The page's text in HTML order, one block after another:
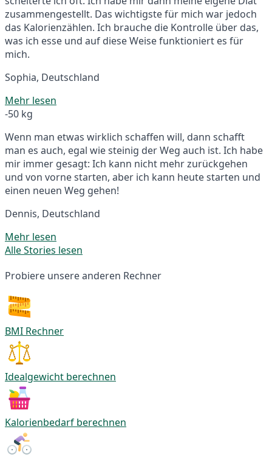
zusammengestellt. Das wichtigste für mich war jedoch
das Kalorienzählen. Ich brauche die Kontrolle über das,
was ich esse und auf diese Weise funktioniert es für
mich.
Sophia, Deutschland
Mehr lesen
-50 kg
Wenn man etwas wirklich schaffen will, dann schafft
man es auch, egal wie steinig der Weg auch ist. Ich habe
mir immer gesagt: Ich kann nicht mehr zurückgehen
und von vorne starten, aber ich kann heute starten und
einen neuen Weg gehen!
Dennis, Deutschland
Mehr lesen
Alle Stories lesen
Probiere unsere anderen Rechner
BMI Rechner
Idealgewicht berechnen
Kalorienbedarf berechnen